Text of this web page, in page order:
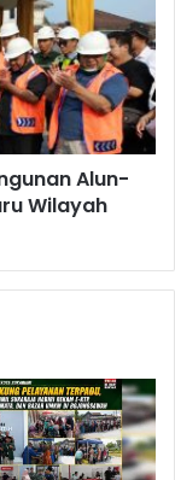
Alun-
Wilayah